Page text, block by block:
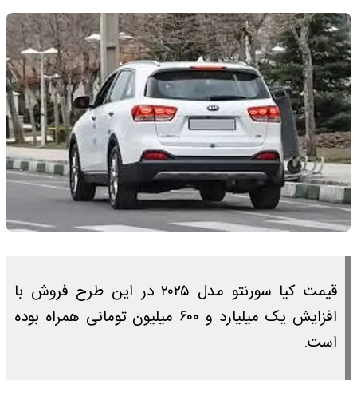
قیمت کیا سورنتو مدل ۲۰۲۵ در این طرح فروش با
افزایش یک میلیارد و ۶۰۰ میلیون تومانی همراه بوده